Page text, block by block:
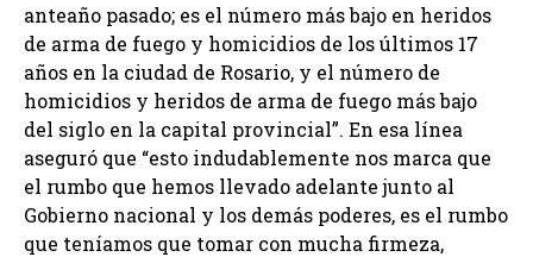
anteaño pasado; es el número más bajo en heridos
de arma de fuego y homicidios de los últimos 17
años en la ciudad de Rosario, y el número de
homicidios y heridos de arma de fuego más bajo
del siglo en la capital provincial”. En esa línea
aseguró que “esto indudablemente nos marca que
el rumbo que hemos llevado adelante junto al
Gobierno nacional y los demás poderes, es el rumbo
que teníamos que tomar con mucha firmeza,